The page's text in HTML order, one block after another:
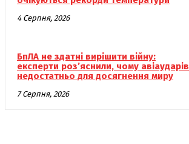
4 Серпня, 2026
БпЛА не здатні вирішити війну:
експерти роз’яснили, чому авіаударів
недостатньо для досягнення миру
7 Серпня, 2026